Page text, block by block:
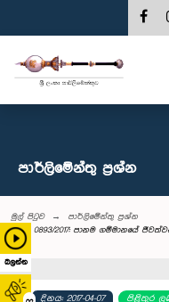
බලන්න
පාර්ලි‌මේන්තු‌ ප්‍රශ්න
මුල් පිටුව
පාර්ලි‌මේන්තු‌ ප්‍රශ්න
0893/2017: පානම ගම්මානයේ
දිනය: 2017-04-07 පිළිතුර